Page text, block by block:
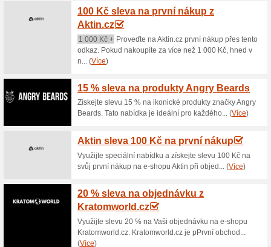
Aktuální slevy a
25 % sleva na
100% fungovalo Kupón
Objevte doplňky stravy
receptur a moderní vědy.
vytvořte si svůj životní styl